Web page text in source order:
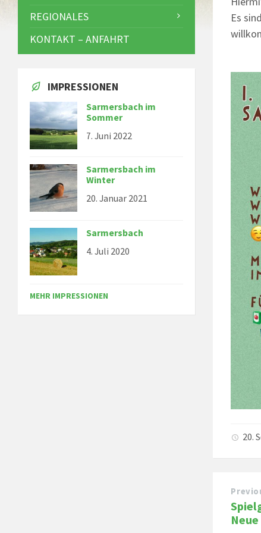
Es
20.
REGIONALES
KONTAKT – ANFAHRT
IMPRESSIONEN
Sarmersbach im
Sommer
7. Juni 2022
Sarmersbach im
Winter
20. Januar 2021
Sarmersbach
4. Juli 2020
MEHR IMPRESSIONEN